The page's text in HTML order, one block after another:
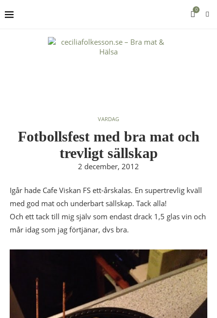
0
VARDAG
Fotbollsfest med bra mat och
trevligt sällskap
2 december, 2012
Igår hade Cafe Viskan FS ett-årskalas. En supertrevlig kväll
med god mat och underbart sällskap. Tack alla!
Och ett tack till mig själv som endast drack 1,5 glas vin och
mår idag som jag förtjänar, dvs bra.